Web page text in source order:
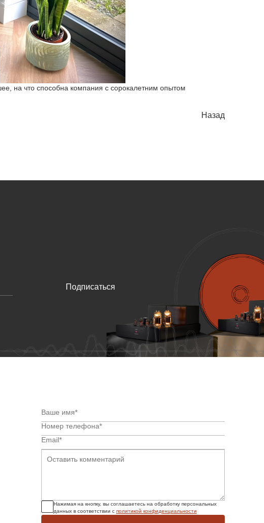
на что способна компания с сорокалетним опытом
Назад
Подписаться
Нажимая на кнопку, вы соглашаетесь на обработку персональных
данных в соответствии с политикой конфиденциальности